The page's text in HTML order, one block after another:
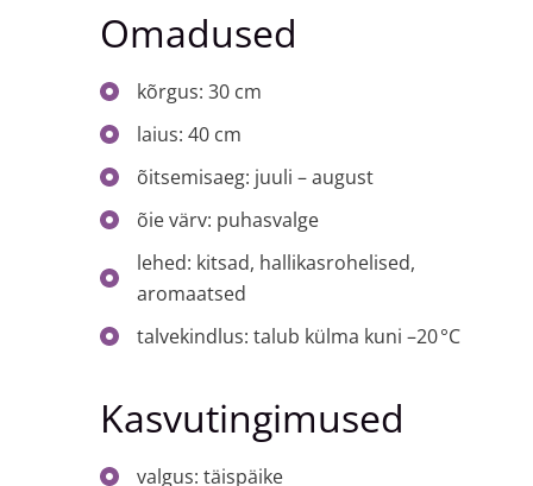
Omadused
kõrgus: 30 cm
laius: 40 cm
õitsemisaeg: juuli – august
õie värv: puhasvalge
lehed: kitsad, hallikasrohelised,
aromaatsed
talvekindlus: talub külma kuni –20 °C
Kasvutingimused
valgus: täispäike